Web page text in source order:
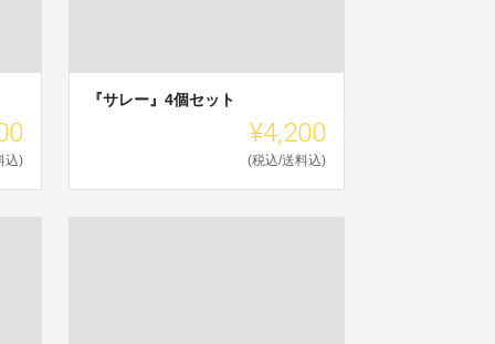
込)
『サレー』4個セット
¥4,200
(税込/送料込)